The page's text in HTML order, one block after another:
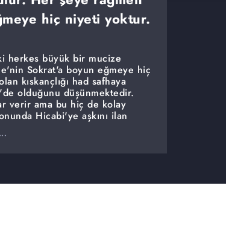
hiç niyeti yoktur.
herkes büyük bir mucize
Sokrat'a boyun eğmeye hiç
kıskançlığı had safhaya
olduğunu düşünmektedir.
verir ama bu hiç de kolay
Hicabi'ye aşkını ilan
başlayan Melis,
Melis'in Kara Kemal'le fazla